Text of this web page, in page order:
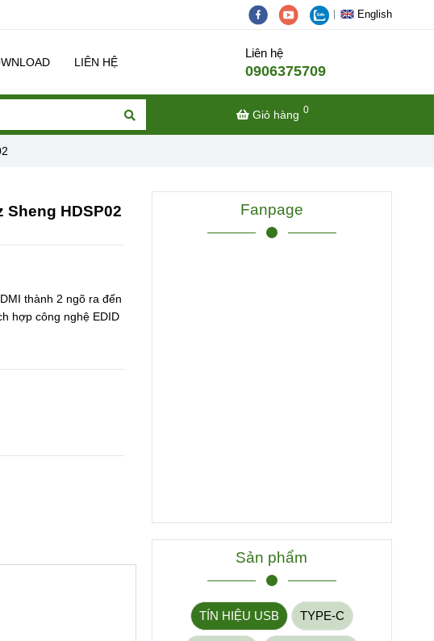
English
LIÊN HỆ
Liên hệ
0906375709
Giỏ hàng 0
Sheng HDSP02
thành 2 ngõ ra đến
hợp công nghệ EDID
Fanpage
Sản phẩm
TÍN HIỆU USB TYPE-C